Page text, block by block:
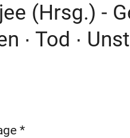
(Hrsg.) -
∙ Tod ∙
*